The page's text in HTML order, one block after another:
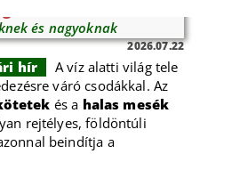
és nagyoknak
2026.07.22
hír
A víz alatti világ tele
váró csodákkal. Az
és a halas mesék
rejtélyes, földöntúli
beindítja a